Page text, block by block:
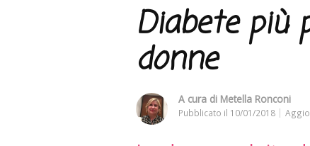
Diabete più
donne
A cura di Metella Ronconi
Pubblicato il 10/01/2018